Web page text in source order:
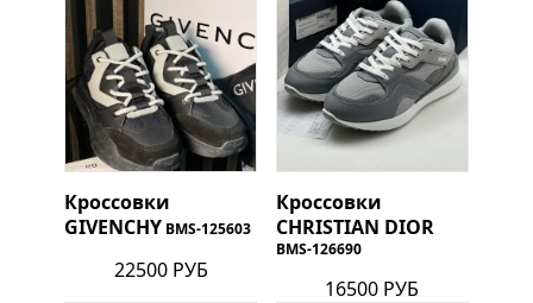
Кроссовки
GIVENCHY BMS-125603
22500 РУБ
Кроссовки
CHRISTIAN DIOR
BMS-126690
16500 РУБ